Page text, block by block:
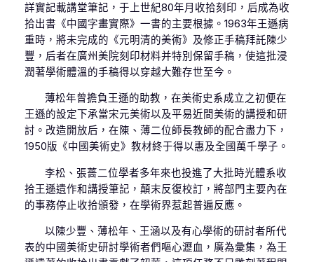
詳實記載講堂筆記，于上世紀80年月收拾刻印，后成為收
拾出書《中國字畫實際》一書的主要根據。1963年王遜病
重時，將未完成的《元明清的美術》及修正手稿拜託陳少
豐，后者在廣州美院刻印材料并特別保留手稿，使這批浸
潤著學術體溫的手稿得以穿越大難存世至今。
薄松年曾擔負王遜的助教，在美術史系成立之初便在
王遜的設定下承當宋元美術以及平易近間美術的講授和研
討。改造開放后，在陳、薄二位師長教師的配合盡力下，
1950版《中國美術史》教材終于得以惠及全國萬千學子。
李松、張薔二位學者多年來也投進了大批時光體系收
拾王遜遺作和講授筆記，顛末反復校訂，將部門主要內在
的事務停止收拾頒發，在學術界惹起普遍反應。
以陳少豐、薄松年、王涵以及有心學術的研討者所代
表的中國美術史研討學術者們嘔心瀝血，廣為彙集，為王